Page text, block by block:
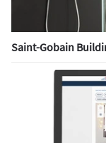
Saint-Gobain